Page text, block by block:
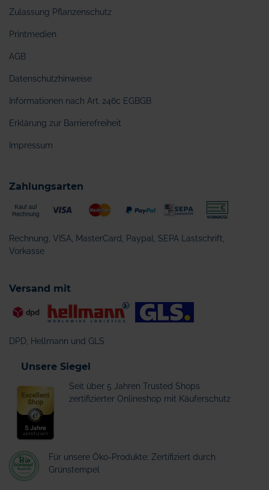
Zulassung Pflanzenschutz
Printmedien
AGB
Datenschutzhinweise
Informationen nach Art. 246c EGBGB
Erklärung zur Barrierefreiheit
Impressum
Zahlungsarten
Rechnung, VISA, MasterCard, Paypal, SEPA Lastschrift,
Vorkasse
Versand mit
DPD, Hellmann und GLS
Unsere Siegel
Seit über 5 Jahren Trusted Shops
zertifizierter Onlineshop mit Käuferschutz
Für unsere Öko-Produkte: Zertifiziert durch
Grünstempel